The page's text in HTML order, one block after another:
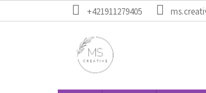
na
+421911279405